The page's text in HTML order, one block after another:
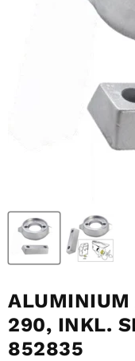
ALUMINIUM
290, INKL.
852835